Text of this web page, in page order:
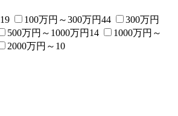
19 100万円～300万円44
300万円
500万円～1000万円 14
1000万円～
2000万円～ 10